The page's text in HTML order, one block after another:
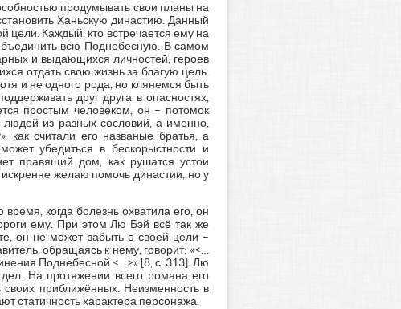
продумывать свои планы на
Ханьскую династию. Данный
цели. Каждый, кто встречается ему на
всю Поднебесную. В самом
и выдающихся личностей, героев
отдать свою жизнь за благую цель.
и не одного рода, но клянемся быть
друг друга в опасностях,
простым человеком, он – потомок
людей из разных сословий, а именно,
как считали его названые братья, а
убедиться в бескорыстности и
правящий дом, как рушатся устои
желаю помочь династии, но у
когда болезнь охватила его, он
ему. При этом Лю Бэй всё так же
он не может забыть о своей цели –
обращаясь к нему, говорит: «<…
Поднебесной <…>» [8, с. 313]. Лю
На протяжении всего романа его
приближённых. Неизменность в
статичность характера персонажа.